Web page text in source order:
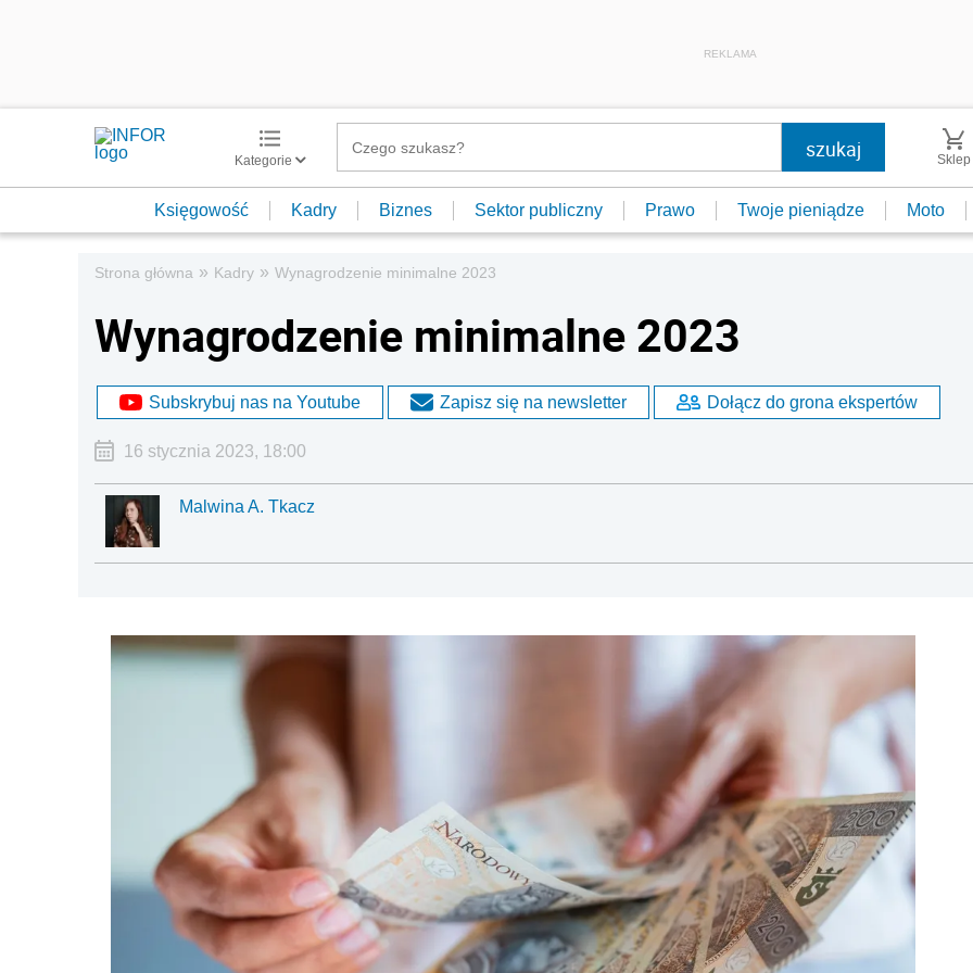
REKLAMA
Kategorie Sklep
Księgowość Kadry Biznes Sektor publiczny Prawo Twoje pieniądze Moto
Strona główna » Kadry » Wynagrodzenie minimalne 2023
Wynagrodzenie minimalne 2023
Subskrybuj nas na Youtube Zapisz się na newsletter Dołącz do grona ekspertów
16 stycznia 2023, 18:00
Malwina A. Tkacz